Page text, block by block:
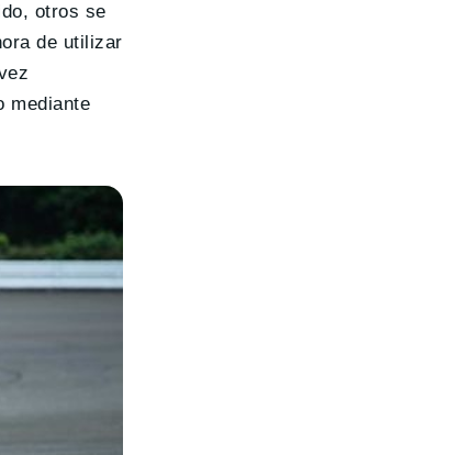
otros se
de utilizar
mediante